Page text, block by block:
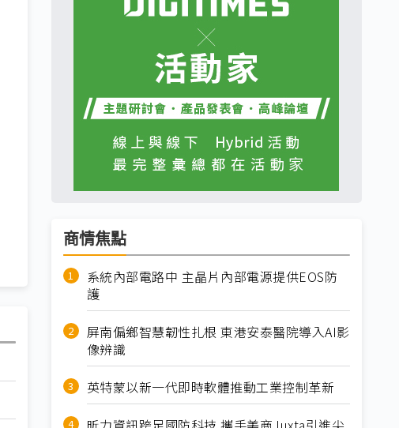
商情焦點
系統內部電路中 主晶片內部電源提供EOS防
護
屏南偏鄉智慧韌性扎根 東港安泰醫院導入AI影
像辨識
英特蒙以新一代即時軟體推動工業控制革新